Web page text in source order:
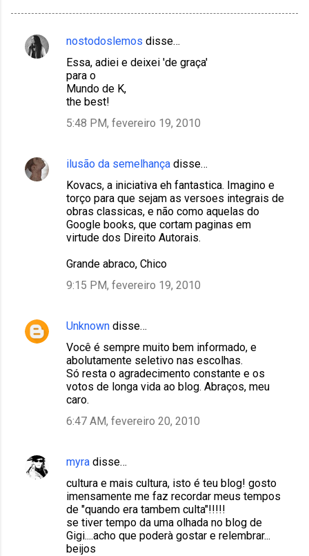
C
á
r
nostodoslemos disse…
Essa, adiei e deixei 'de graça'
para o
Mundo de K,
the best!
5:48 PM, fevereiro 19, 2010
ilusão da semelhança disse…
Kovacs, a iniciativa eh fantastica. Imagino e
torço para que sejam as versoes integrais de
obras classicas, e não como aquelas do
Google books, que cortam paginas em
virtude dos Direito Autorais.
Grande abraco, Chico
9:15 PM, fevereiro 19, 2010
Unknown disse…
Você é sempre muito bem informado, e
abolutamente seletivo nas escolhas.
Só resta o agradecimento constante e os
votos de longa vida ao blog. Abraços, meu
caro.
6:47 AM, fevereiro 20, 2010
myra disse…
cultura e mais cultura, isto é teu blog! gosto
imensamente me faz recordar meus tempos
de "quando era tambem culta"!!!!!
se tiver tempo da uma olhada no blog de
Gigi....acho que poderà gostar e relembrar...
beijos